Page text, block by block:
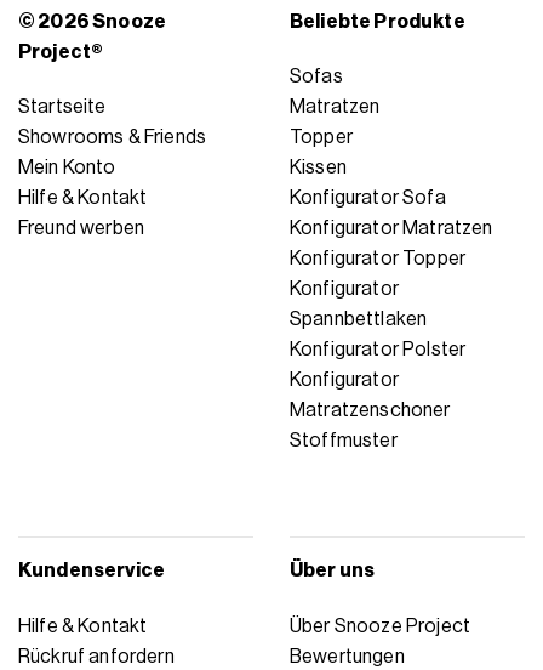
© 2026 Snooze
Project®
Startseite
Showrooms & Friends
Mein Konto
Hilfe & Kontakt
Freund werben
Beliebte Produkte
Sofas
Matratzen
Topper
Kissen
Konfigurator Sofa
Konfigurator Matratzen
Konfigurator Topper
Konfigurator
Spannbettlaken
Konfigurator Polster
Konfigurator
Matratzenschoner
Stoffmuster
Kundenservice
Hilfe & Kontakt
Rückruf anfordern
Über uns
Über Snooze Project
Bewertungen